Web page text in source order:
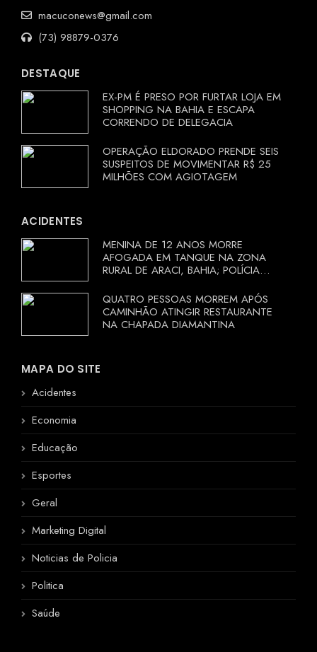
macuconews@gmail.com
(73) 98879-0376
DESTAQUE
EX-PM É PRESO POR FURTAR LOJA EM
SHOPPING NA BAHIA E ESCAPA
CORRENDO DE DELEGACIA
OPERAÇÃO ELDORADO PRENDE SEIS
SUSPEITOS DE MOVIMENTAR R$ 25
MILHÕES COM AGIOTAGEM
ACIDENTES
MENINA DE 12 ANOS MORRE
AFOGADA EM TANQUE NA ZONA
RURAL DE ARACI, BAHIA; POLÍCIA
QUATRO PESSOAS MORREM APÓS
CAMINHÃO ATINGIR RESTAURANTE
NA CHAPADA DIAMANTINA
MAPA DO SITE
Acidentes
Economia
Educação
Esportes
Geral
Marketing Digital
Noticias de Policia
Politica
Saúde